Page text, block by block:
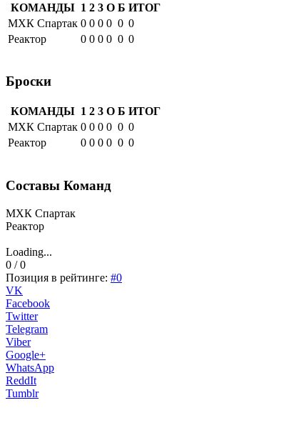
КОМАНДЫ 1 2 3 О Б ИТОГ
МХК Спартак 0 0 0 0 0 0
Реактор
0 0 0 0 0 0
Броски
КОМАНДЫ 1 2 3 О Б ИТОГ
МХК Спартак 0 0 0 0 0 0
Реактор
0 0 0 0 0 0
Составы Команд
МХК Спартак
Реактор
Loading...
0 / 0
Позиция в рейтинге: #0
VK
Facebook
Twitter
Telegram
Viber
Google+
WhatsApp
ReddIt
Tumblr